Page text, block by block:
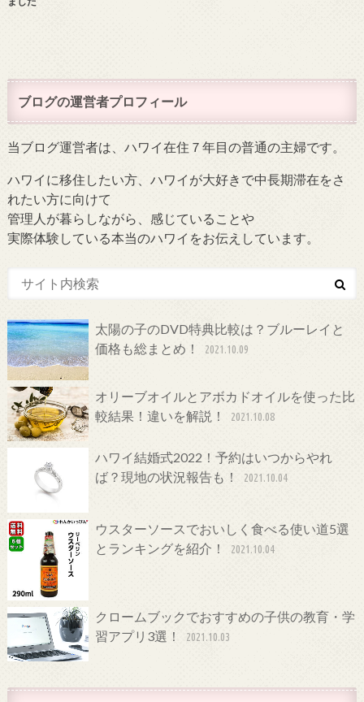
ブログの運営者プロフィール
当ブログ運営者は、ハワイ在住７年目の普通の主婦です。
ハワイに移住したい方、ハワイが大好きで中長期滞在をさ
れたい方に向けて
管理人が暮らしながら、感じていることや
実際体験している本当のハワイをお伝えしています。
太陽の子のDVD特典比較は？ブルーレイと
価格も総まとめ！
2021.10.09
オリーブオイルとアボカドオイルを使った比
較結果！違いを解説！
2021.10.08
ハワイ結婚式2022！予約はいつからやれ
ば？現地の状況報告も！
2021.10.04
ウスターソースでおいしく食べる使い道5選
とランキングを紹介！
2021.10.04
クロームブックでおすすめの子供の教育・学
習アプリ3選！
2021.10.03